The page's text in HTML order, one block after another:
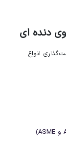
دنده ای
انواع